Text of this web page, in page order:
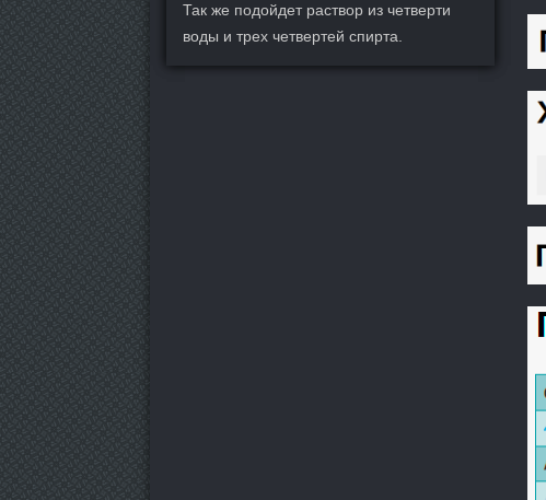
Так же подойдет раствор из четверти
воды и трех четвертей спирта.